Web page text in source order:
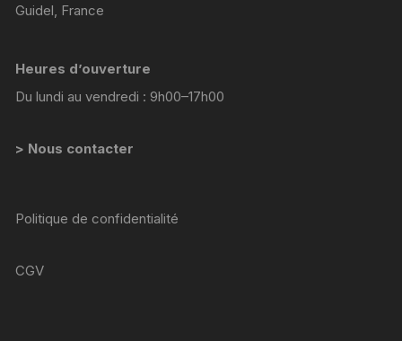
Guidel, France
Heures d’ouverture
Du lundi au vendredi : 9h00–17h00
> Nous contacter
Politique de confidentialité
CGV